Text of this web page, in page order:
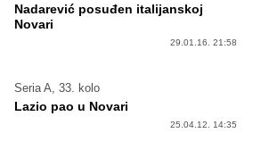
Nadarević posuđen italijanskoj
Novari
29.01.16. 21:58
Seria A, 33. kolo
Lazio pao u Novari
25.04.12. 14:35